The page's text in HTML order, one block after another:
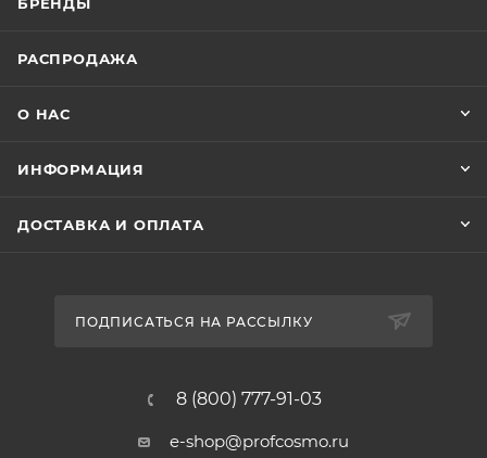
РАСПРОДАЖА
О НАС
ИНФОРМАЦИЯ
ДОСТАВКА И ОПЛАТА
ПОДПИСАТЬСЯ НА РАССЫЛКУ
8 (800) 777-91-03
e-shop@profcosmo.ru